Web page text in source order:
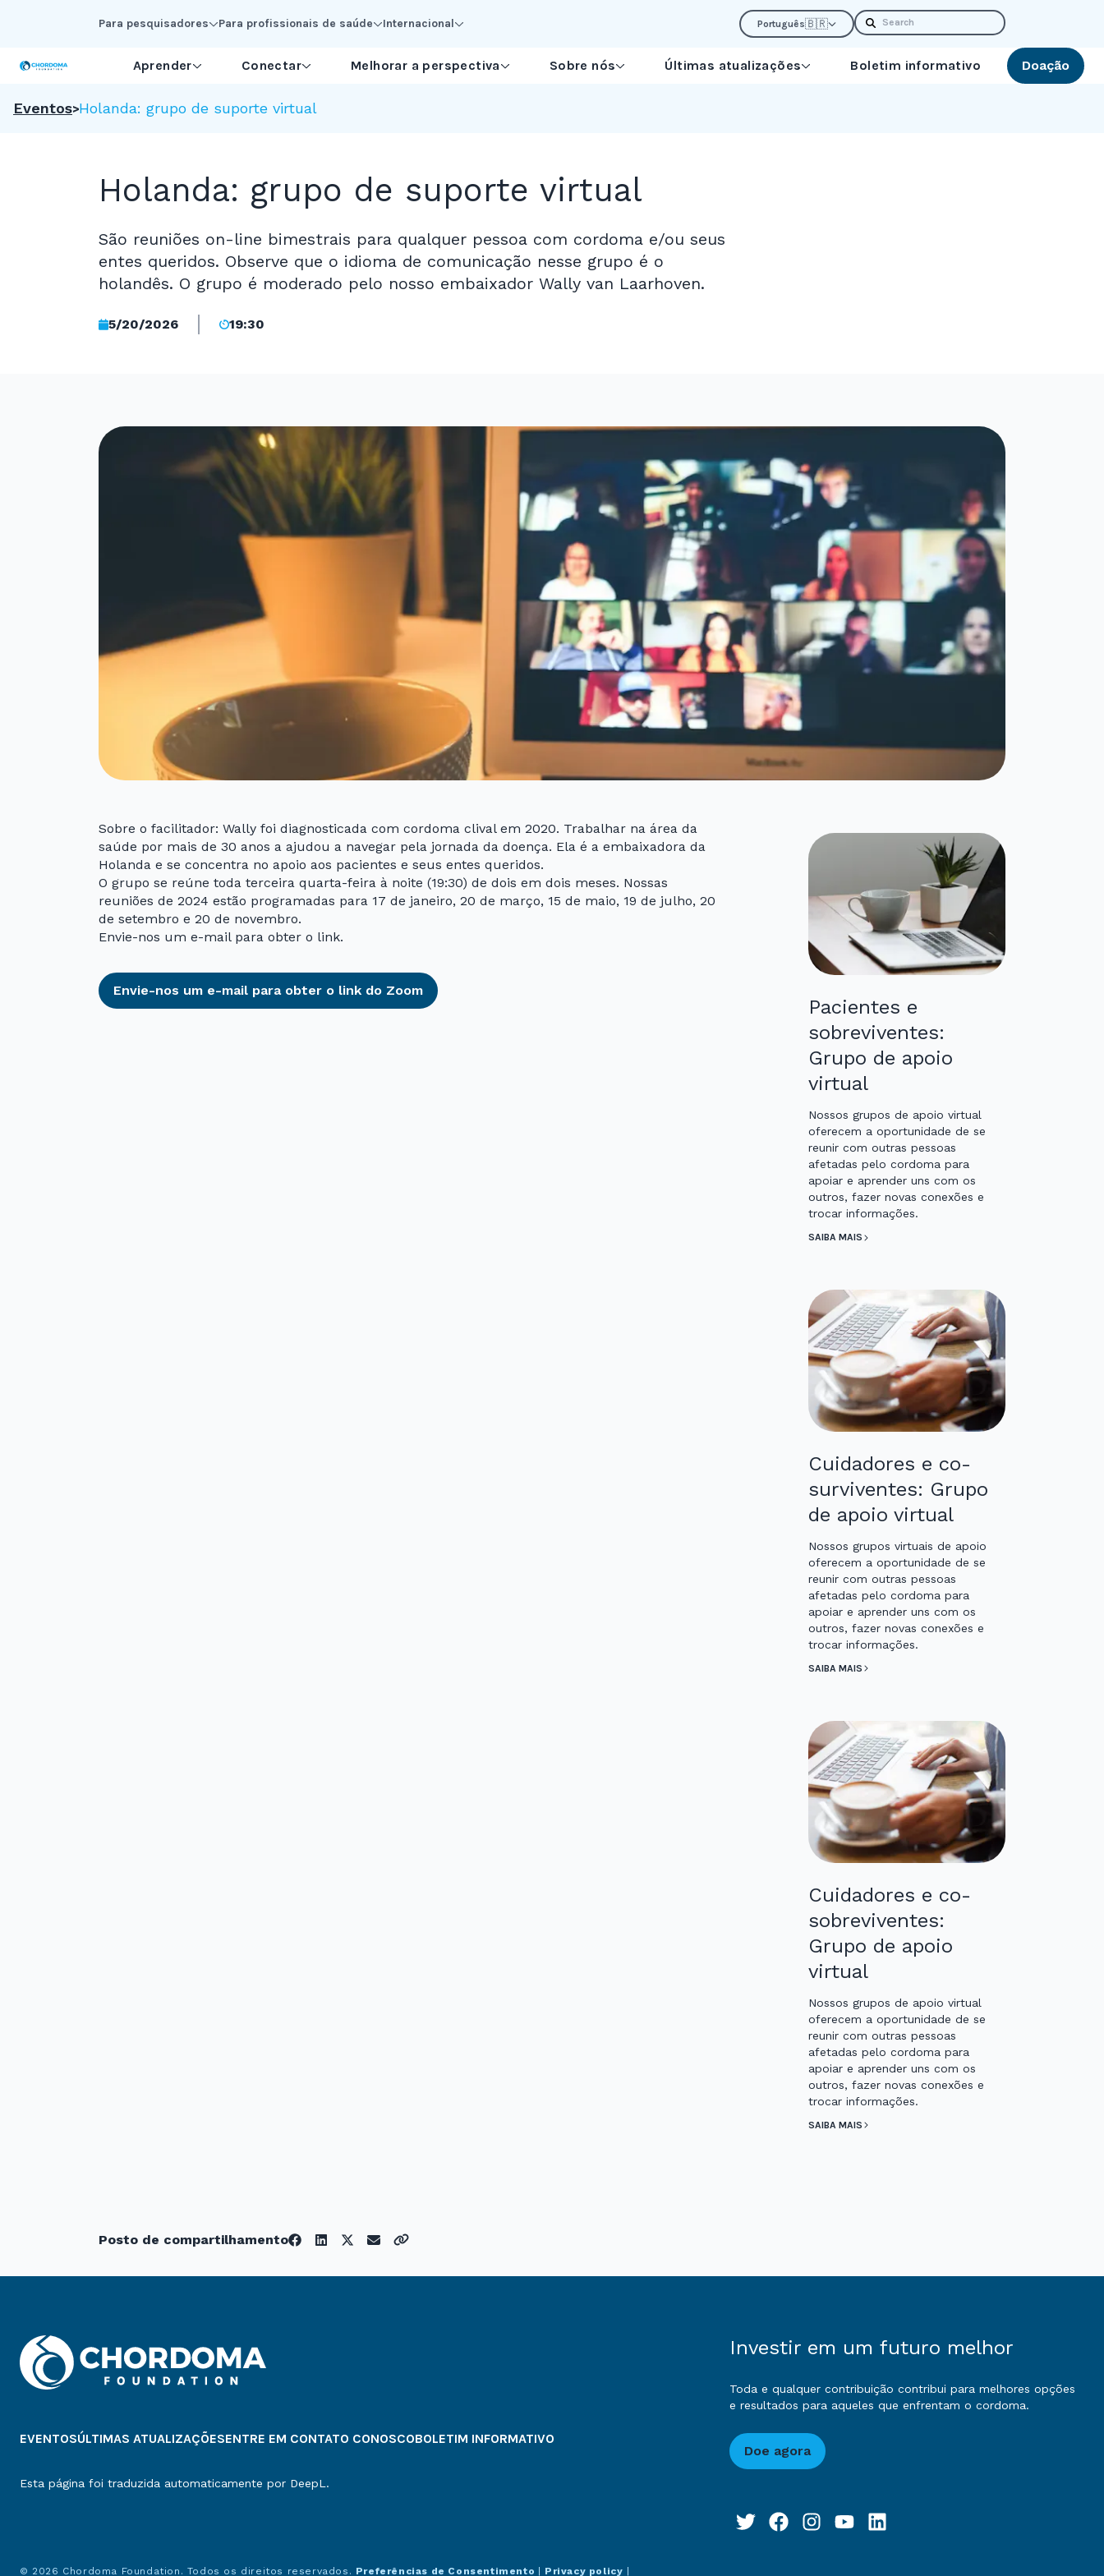
Para pesquisadores Para profissionais de saúde Internacional Português🇧🇷 Search
Aprender Conectar Melhorar a perspectiva Sobre nós Últimas atualizações Boletim informativo Doação
Eventos Holanda: grupo de suporte virtual
Holanda: grupo de suporte virtual
São reuniões on-line bimestrais para qualquer pessoa com cordoma e/ou seus
entes queridos. Observe que o idioma de comunicação nesse grupo é o
holandês. O grupo é moderado pelo nosso embaixador Wally van Laarhoven.
5/20/2026 19:30
Sobre o facilitador: Wally foi diagnosticada com cordoma clival em 2020. Trabalhar na área da
saúde por mais de 30 anos a ajudou a navegar pela jornada da doença. Ela é a embaixadora da
Holanda e se concentra no apoio aos pacientes e seus entes queridos.
O grupo se reúne toda terceira quarta-feira à noite (19:30) de dois em dois meses. Nossas
reuniões de 2024 estão programadas para 17 de janeiro, 20 de março, 15 de maio, 19 de julho, 20
de setembro e 20 de novembro.
Envie-nos um e-mail para obter o link.
Envie-nos um e-mail para obter o link do Zoom
Pacientes e
sobreviventes:
Grupo de apoio
virtual
Nossos grupos de apoio virtual
oferecem a oportunidade de se
reunir com outras pessoas
afetadas pelo cordoma para
apoiar e aprender uns com os
outros, fazer novas conexões e
trocar informações.
SAIBA MAIS
Cuidadores e co-
surviventes: Grupo
de apoio virtual
Nossos grupos virtuais de apoio
oferecem a oportunidade de se
reunir com outras pessoas
afetadas pelo cordoma para
apoiar e aprender uns com os
outros, fazer novas conexões e
trocar informações.
SAIBA MAIS
Cuidadores e co-
sobreviventes:
Grupo de apoio
virtual
Nossos grupos de apoio virtual
oferecem a oportunidade de se
reunir com outras pessoas
afetadas pelo cordoma para
apoiar e aprender uns com os
outros, fazer novas conexões e
trocar informações.
SAIBA MAIS
Posto de compartilhamento
EVENTOSÚLTIMAS ATUALIZAÇÕESENTRE EM CONTATO CONOSCOBOLETIM INFORMATIVO
Esta página foi traduzida automaticamente por DeepL.
Investir em um futuro melhor
Toda e qualquer contribuição contribui para melhores opções
e resultados para aqueles que enfrentam o cordoma.
Doe agora
© 2026 Chordoma Foundation. Todos os direitos reservados. Preferências de Consentimento | Privacy policy |